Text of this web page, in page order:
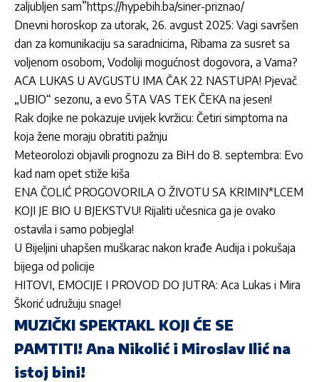
zaljubljen sam”https://hypebih.ba/siner-priznao/
Dnevni horoskop za utorak, 26. avgust 2025: Vagi savršen
dan za komunikaciju sa saradnicima, Ribama za susret sa
voljenom osobom, Vodoliji mogućnost dogovora, a Vama?
ACA LUKAS U AVGUSTU IMA ČAK 22 NASTUPA! Pjevač
„UBIO“ sezonu, a evo ŠTA VAS TEK ČEKA na jesen!
Rak dojke ne pokazuje uvijek kvržicu: Četiri simptoma na
koja žene moraju obratiti pažnju
Meteorolozi objavili prognozu za BiH do 8. septembra: Evo
kad nam opet stiže kiša
ENA ČOLIĆ PROGOVORILA O ŽIVOTU SA KRIMIN*LCEM
KOJI JE BIO U BJEKSTVU! Rijaliti učesnica ga je ovako
ostavila i samo pobjegla!
U Bijeljini uhapšen muškarac nakon krađe Audija i pokušaja
bijega od policije
HITOVI, EMOCIJE I PROVOD DO JUTRA: Aca Lukas i Mira
Škorić udružuju snage!
MUZIČKI SPEKTAKL KOJI ĆE SE
PAMTITI! Ana Nikolić i Miroslav Ilić na
istoj bini!